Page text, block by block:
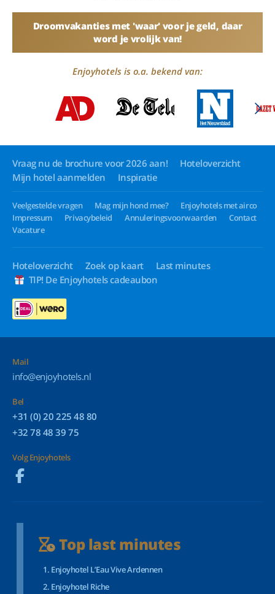
Droomvakanties met 'waar' voor je geld, daar
word je vrolijk van!
Enjoyhotels is o.a. bekend van:
Vraag nu de brochure voor 2026 aan!
Hoteloverzicht
Mijn hotel aanmelden
Inspiratie
Veelgestelde vragen Mag mijn hond mee?
Enjoyhotels met airco
Impressum
Privacybeleid Annuleringsvoorwaarden
Contact
Vacature
Hoteloverzicht Zoek op kaart
Last minutes
TIP! De Enjoyhotels cadeaubon
Mail
info@enjoyhotels.nl
Bel
+31 (0) 20 225 48 80
+32 78 48 39 75
Volg Enjoyhotels
Top last minutes
Enjoyhotel L’Eau Vive Ardennen
Enjoyhotel Riche